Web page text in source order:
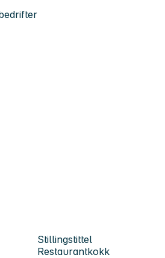
Stillingstittel
Restaurantkokk